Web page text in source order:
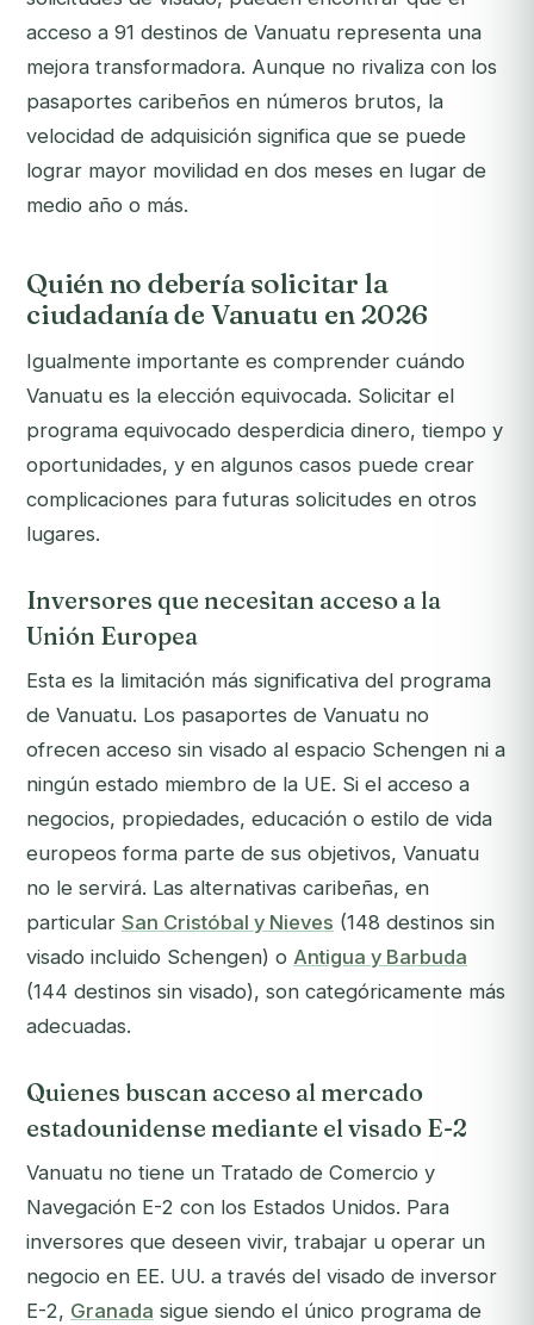
acceso a 91 destinos de Vanuatu representa una
mejora transformadora. Aunque no rivaliza con los
pasaportes caribeños en números brutos, la
velocidad de adquisición significa que se puede
lograr mayor movilidad en dos meses en lugar de
medio año o más.
Quién no debería solicitar la
ciudadanía de Vanuatu en 2026
Igualmente importante es comprender cuándo
Vanuatu es la elección equivocada. Solicitar el
programa equivocado desperdicia dinero, tiempo y
oportunidades, y en algunos casos puede crear
complicaciones para futuras solicitudes en otros
lugares.
Inversores que necesitan acceso a la
Unión Europea
Esta es la limitación más significativa del programa
de Vanuatu. Los pasaportes de Vanuatu no
ofrecen acceso sin visado al espacio Schengen ni a
ningún estado miembro de la UE. Si el acceso a
negocios, propiedades, educación o estilo de vida
europeos forma parte de sus objetivos, Vanuatu
no le servirá. Las alternativas caribeñas, en
particular San Cristóbal y Nieves (148 destinos sin
visado incluido Schengen) o Antigua y Barbuda
(144 destinos sin visado), son categóricamente más
adecuadas.
Quienes buscan acceso al mercado
estadounidense mediante el visado E-2
Vanuatu no tiene un Tratado de Comercio y
Navegación E-2 con los Estados Unidos. Para
inversores que deseen vivir, trabajar u operar un
negocio en EE. UU. a través del visado de inversor
E-2, Granada sigue siendo el único programa de